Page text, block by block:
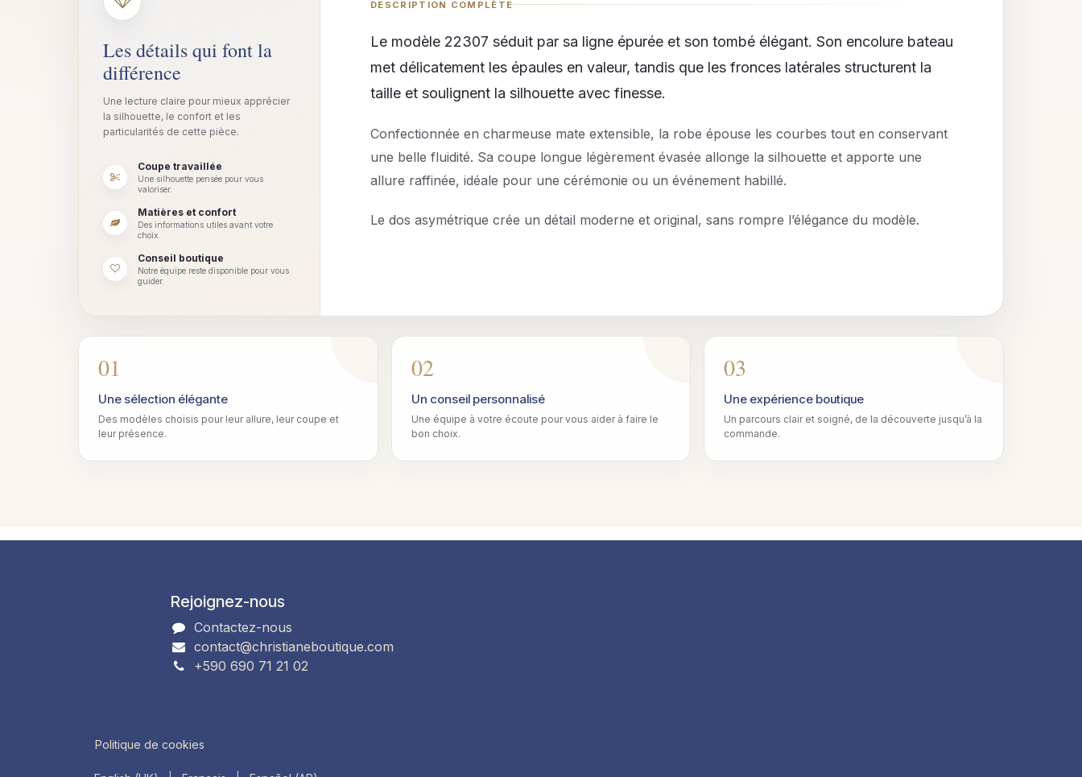
Les détails qui font la
différence
Une lecture claire pour mieux apprécier
la silhouette, le confort et les
particularités de cette pièce.
Coupe travaillée
Une silhouette pensée pour vous
valoriser.
Matières et confort
Des informations utiles avant votre
choix.
Conseil boutique
Notre équipe reste disponible pour vous
guider.
DESCRIPTION COMPLÈTE
Le modèle 22307 séduit par sa ligne épurée et son tombé élégant. Son encolure bateau
met délicatement les épaules en valeur, tandis que les fronces latérales structurent la
taille et soulignent la silhouette avec finesse.
Confectionnée en charmeuse mate extensible, la robe épouse les courbes tout en conservant
une belle fluidité. Sa coupe longue légèrement évasée allonge la silhouette et apporte une
allure raffinée, idéale pour une cérémonie ou un événement habillé.
Le dos asymétrique crée un détail moderne et original, sans rompre l’élégance du modèle.
01
Une sélection élégante
Des modèles choisis pour leur allure, leur coupe et
leur présence.
02
Un conseil personnalisé
Une équipe à votre écoute pour vous aider à faire le
bon choix.
03
Une expérience boutique
Un parcours clair et soigné, de la découverte jusqu’à la
commande.
Rejoignez-nous
Contactez-nous
contact@christianeboutique.com
+590 690 71 21 02
Politique de cookies